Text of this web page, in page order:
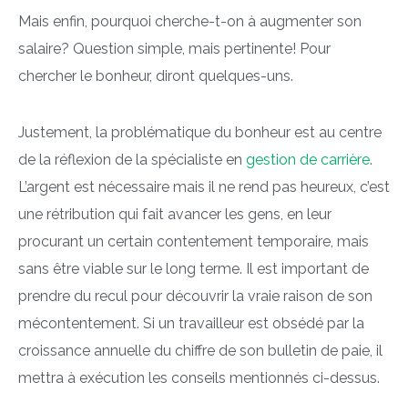
Mais enfin, pourquoi cherche-t-on à augmenter son
salaire? Question simple, mais pertinente! Pour
chercher le bonheur, diront quelques-uns.
Justement, la problématique du bonheur est au centre
de la réflexion de la spécialiste en gestion de carrière.
L’argent est nécessaire mais il ne rend pas heureux, c’est
une rétribution qui fait avancer les gens, en leur
procurant un certain contentement temporaire, mais
sans être viable sur le long terme. Il est important de
prendre du recul pour découvrir la vraie raison de son
mécontentement. Si un travailleur est obsédé par la
croissance annuelle du chiffre de son bulletin de paie, il
mettra à exécution les conseils mentionnés ci-dessus.